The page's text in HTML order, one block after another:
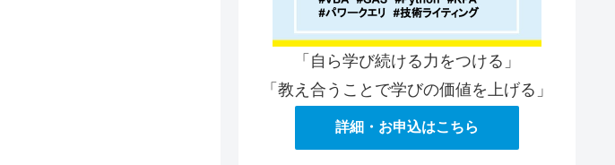
「自ら学び続ける力をつける」
「教え合うことで学びの価値を上げる」
詳細・お申込はこちら